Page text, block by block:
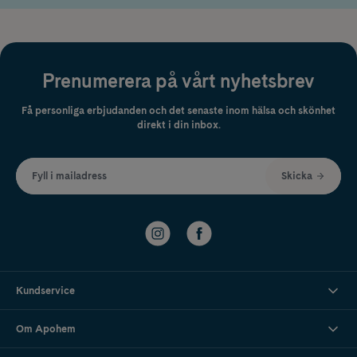
Prenumerera på vårt nyhetsbrev
Få personliga erbjudanden och det senaste inom hälsa och skönhet
direkt i din inbox.
Fyll i mailadress Skicka
Kundservice
Om Apohem